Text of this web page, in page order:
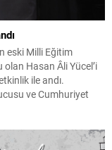
eski Milli Eğitim
Hasan Âli Yücel’i
ile andı.
ve Cumhuriyet
64. yıldönümünde...